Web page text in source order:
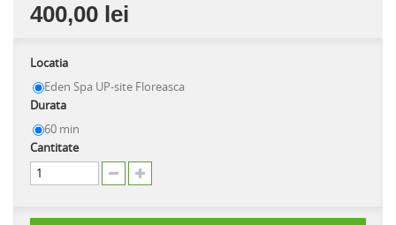
400,00 lei
Locatia
Eden Spa UP-site Floreasca
Durata
60 min
Cantitate